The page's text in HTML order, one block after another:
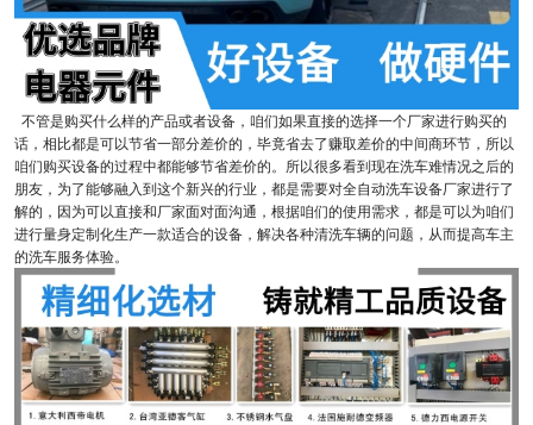
不管是购买什么样的产品或者设备，咱们如果直接的选择一个厂家进行购买的
话，相比都是可以节省一部分差价的，毕竟省去了赚取差价的中间商环节，所以
咱们购买设备的过程中都能够节省差价的。所以很多看到现在洗车难情况之后的
朋友，为了能够融入到这个新兴的行业，都是需要对全自动洗车设备厂家进行了
解的，因为可以直接和厂家面对面沟通，根据咱们的使用需求，都是可以为咱们
进行量身定制化生产一款适合的设备，解决各种清洗车辆的问题，从而提高车主
的洗车服务体验。